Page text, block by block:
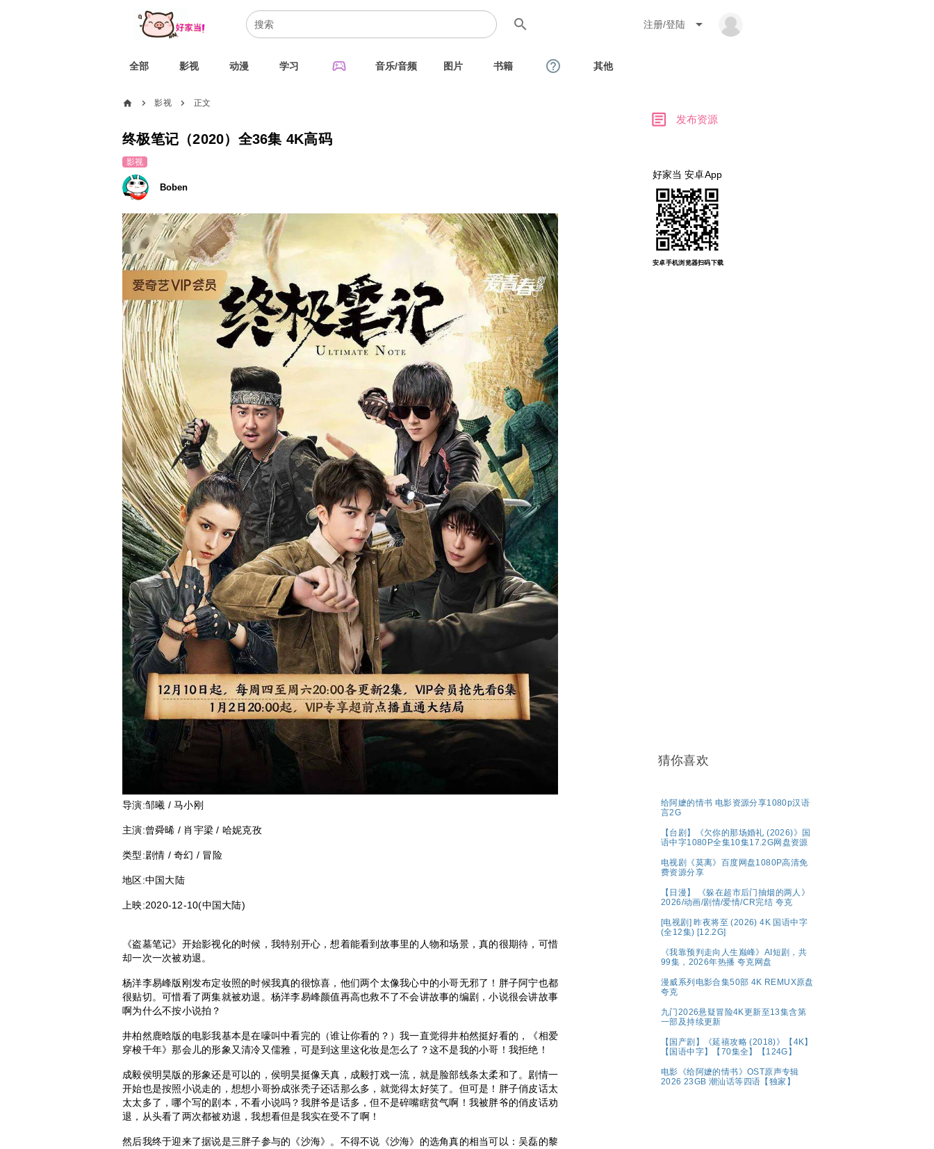
search 注册/登陆 arrow_drop_down
全部 影视 动漫 学习 sports_esports 音乐/音频 图片 书籍 help_outline 其他
home chevron_right 影视 chevron_right 正文
终极笔记（2020）全36集 4K高码
影视
Boben
导演:邹曦 / 马小刚
主演:曾舜晞 / 肖宇梁 / 哈妮克孜
类型:剧情 / 奇幻 / 冒险
地区:中国大陆
上映:2020-12-10(中国大陆)
《盗墓笔记》开始影视化的时候，我特别开心，想着能看到故事里的人物和场景，真的很期待，可惜
却一次一次被劝退。
杨洋李易峰版刚发布定妆照的时候我真的很惊喜，他们两个太像我心中的小哥无邪了！胖子阿宁也都
很贴切。可惜看了两集就被劝退。杨洋李易峰颜值再高也救不了不会讲故事的编剧，小说很会讲故事
啊为什么不按小说拍？
井柏然鹿晗版的电影我基本是在嚎叫中看完的（谁让你看的？）我一直觉得井柏然挺好看的，《相爱
穿梭千年》那会儿的形象又清冷又儒雅，可是到这里这化妆是怎么了？这不是我的小哥！我拒绝！
成毅侯明昊版的形象还是可以的，侯明昊挺像天真，成毅打戏一流，就是脸部线条太柔和了。剧情一
开始也是按照小说走的，想想小哥扮成张秃子还话那么多，就觉得太好笑了。但可是！胖子俏皮话太
太太多了，哪个写的剧本，不看小说吗？我胖爷是话多，但不是碎嘴瞎贫气啊！我被胖爷的俏皮话劝
退，从头看了两次都被劝退，我想看但是我实在受不了啊！
然后我终于迎来了据说是三胖子参与的《沙海》。不得不说《沙海》的选角真的相当可以：吴磊的黎
article 发布资源
好家当 安卓App
安卓手机浏览器扫码下载
猜你喜欢
给阿嬷的情书 电影资源分享1080p汉语
言2G
【台剧】《欠你的那场婚礼 (2026)》国
语中字1080P全集10集17.2G网盘资源
电视剧《莫离》百度网盘1080P高清免
费资源分享
【日漫】 《躲在超市后门抽烟的两人》
2026/动画/剧情/爱情/CR完结 夸克
[电视剧] 昨夜将至 (2026) 4K 国语中字
(全12集) [12.2G]
《我靠预判走向人生巅峰》AI短剧，共
99集，2026年热播 夸克网盘
漫威系列电影合集50部 4K REMUX原盘
夸克
九门2026悬疑冒险4K更新至13集含第
一部及持续更新
【国产剧】《延禧攻略 (2018)》【4K】
【国语中字】【70集全】【124G】
电影《给阿嬷的情书》OST原声专辑
2026 23GB 潮汕话等四语【独家】